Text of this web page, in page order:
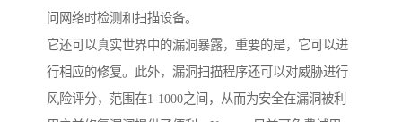
问网络时检测和扫描设备。
它还可以真实世界中的漏洞暴露，重要的是，它可以进
行相应的修复。此外，漏洞扫描程序还可以对威胁进行
风险评分，范围在1-1000之间，从而为安全在漏洞被利